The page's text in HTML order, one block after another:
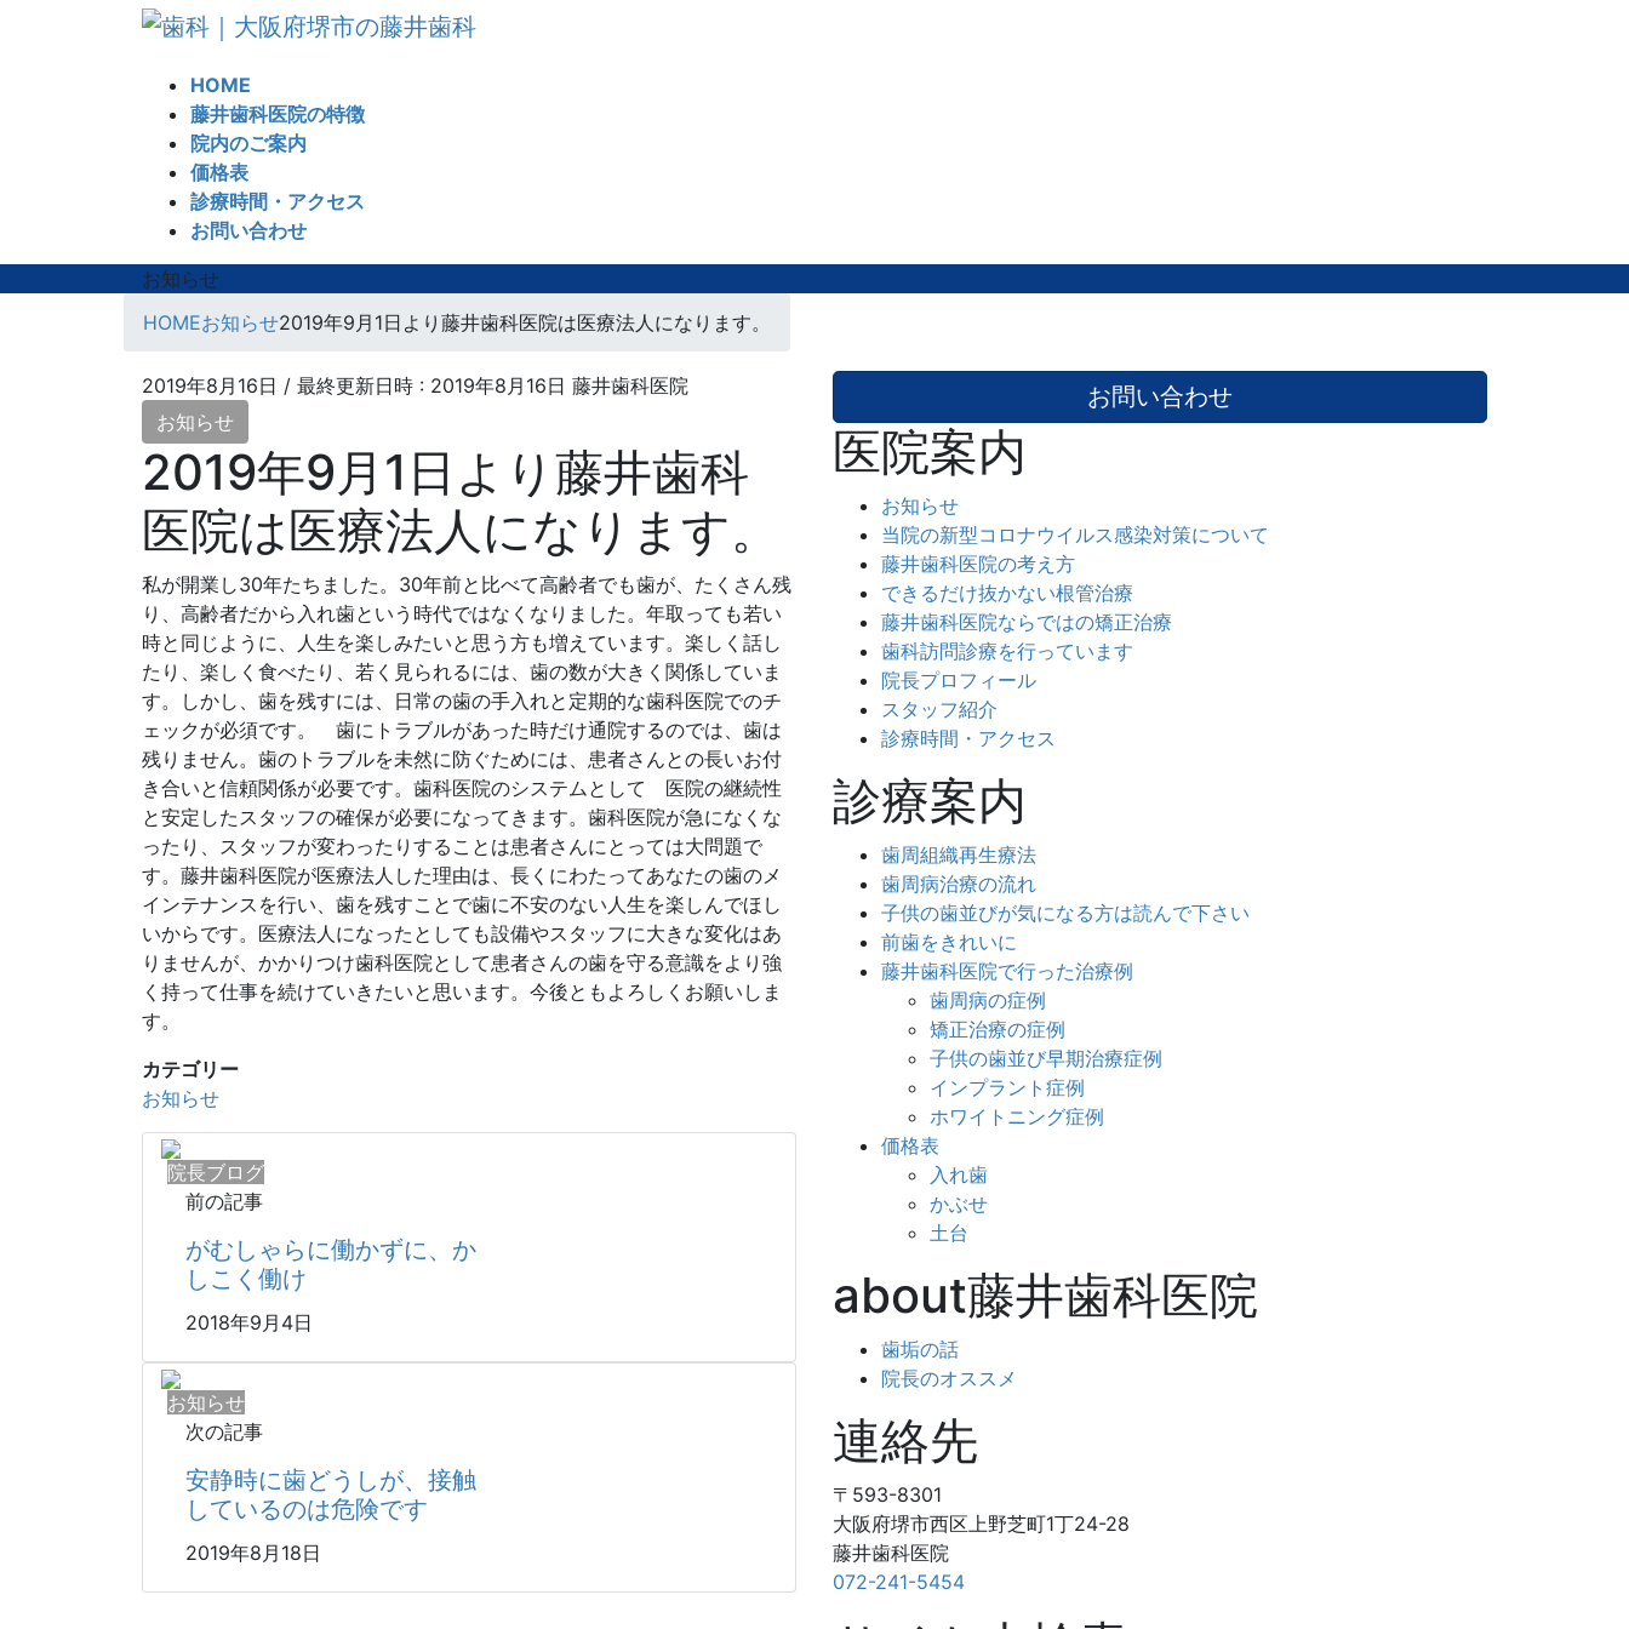
HOME
藤井歯科医院の特徴
院内のご案内
価格表
診療時間・アクセス
お問い合わせ
お知らせ
HOMEお知らせ2019年9月1日より藤井歯科医院は医療法人になります。
2019年8月16日 / 最終更新日時 : 2019年8月16日 藤井歯科医院
お知らせ
2019年9月1日より藤井歯科
医院は医療法人になります。
私が開業し30年たちました。30年前と比べて高齢者でも歯が、たくさん残
り、高齢者だから入れ歯という時代ではなくなりました。年取っても若い
時と同じように、人生を楽しみたいと思う方も増えています。楽しく話し
たり、楽しく食べたり、若く見られるには、歯の数が大きく関係していま
す。しかし、歯を残すには、日常の歯の手入れと定期的な歯科医院でのチ
ェックが必須です。 歯にトラブルがあった時だけ通院するのでは、歯は
残りません。歯のトラブルを未然に防ぐためには、患者さんとの長いお付
き合いと信頼関係が必要です。歯科医院のシステムとして 医院の継続性
と安定したスタッフの確保が必要になってきます。歯科医院が急になくな
ったり、スタッフが変わったりすることは患者さんにとっては大問題で
す。藤井歯科医院が医療法人した理由は、長くにわたってあなたの歯のメ
インテナンスを行い、歯を残すことで歯に不安のない人生を楽しんでほし
いからです。医療法人になったとしても設備やスタッフに大きな変化はあ
りませんが、かかりつけ歯科医院として患者さんの歯を守る意識をより強
く持って仕事を続けていきたいと思います。今後ともよろしくお願いしま
す。
カテゴリー
お知らせ
院長ブログ
前の記事
がむしゃらに働かずに、か
しこく働け
2018年9月4日
お知らせ
次の記事
安静時に歯どうしが、接触
しているのは危険です
2019年8月18日
お問い合わせ
医院案内
お知らせ
当院の新型コロナウイルス感染対策について
藤井歯科医院の考え方
できるだけ抜かない根管治療
藤井歯科医院ならではの矯正治療
歯科訪問診療を行っています
院長プロフィール
スタッフ紹介
診療時間・アクセス
診療案内
歯周組織再生療法
歯周病治療の流れ
子供の歯並びが気になる方は読んで下さい
前歯をきれいに
藤井歯科医院で行った治療例
歯周病の症例
矯正治療の症例
子供の歯並び早期治療症例
インプラント症例
ホワイトニング症例
価格表
入れ歯
かぶせ
土台
about藤井歯科医院
歯垢の話
院長のオススメ
連絡先
〒593-8301
大阪府堺市西区上野芝町1丁24-28
藤井歯科医院
072-241-5454